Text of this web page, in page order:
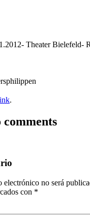
Theater Bielefeld-
.
electrónico no será
con *